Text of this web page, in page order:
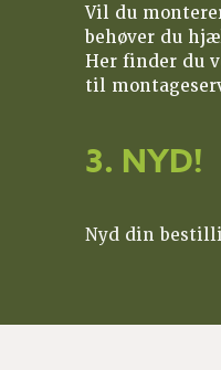
Vil du
behøver du
Her finder du
til
3. NYD!
Nyd din